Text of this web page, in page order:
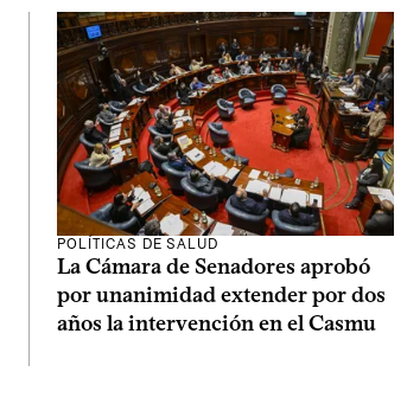
POLÍTICAS DE SALUD
La Cámara de Senadores aprobó
por unanimidad extender por dos
años la intervención en el Casmu